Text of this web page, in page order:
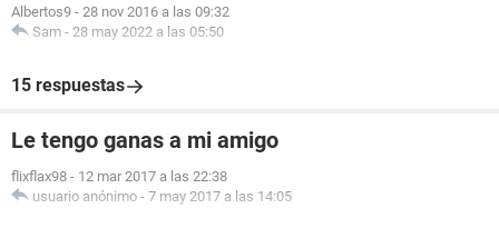
Albertos9 - 28 nov 2016 a las 09:32
Sam - 28 may 2022 a las 05:50
15 respuestas
Le tengo ganas a mi amigo
flixflax98 - 12 mar 2017 a las 22:38
usuario anónimo - 7 may 2017 a las 14:05